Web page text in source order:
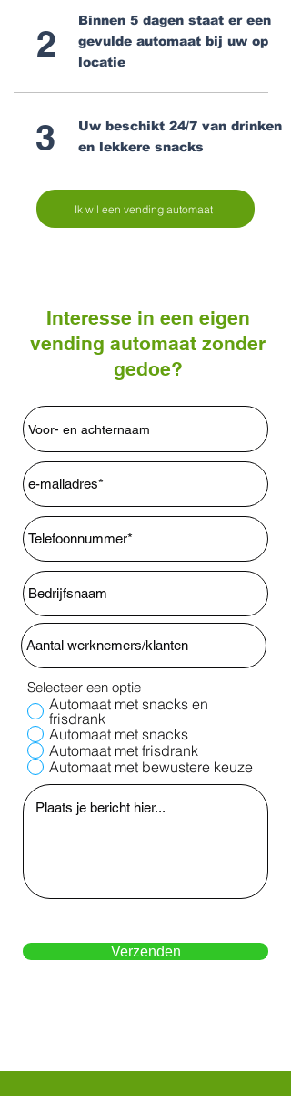
2
Binnen 5 dagen staat er een
gevulde automaat bij uw op
locatie
3
Uw beschikt 24/7 van drinken
en lekkere snacks
Ik wil een vending automaat
Interesse in een eigen
vending automaat zonder
gedoe?
Selecteer een optie
Automaat met snacks en
frisdrank
Automaat met snacks
Automaat met frisdrank
Automaat met bewustere keuze
Verzenden